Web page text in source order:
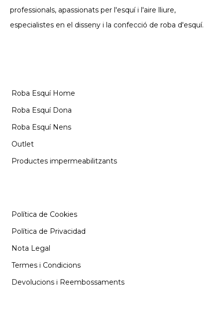
professionals, apassionats per l'esquí i l'aire lliure,
especialistes en el disseny i la confecció de roba d'esquí.
Roba Esquí Home
Roba Esquí Dona
Roba Esquí Nens
Outlet
Productes impermeabilitzants
Política de Cookies
Política de Privacidad
Nota Legal
Termes i Condicions
Devolucions i Reembossaments